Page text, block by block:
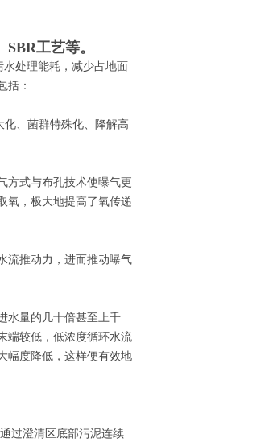
工艺等。
处理能耗，减少占地面
括：
、菌群特殊化、降解高
方式与布孔技术使曝气更
氧，极大地提高了氧传递
流推动力，进而推动曝气
水量的几十倍甚至上千
端较低，低浓度循环水流
幅度降低，这样便有效地
过澄清区底部污泥连续